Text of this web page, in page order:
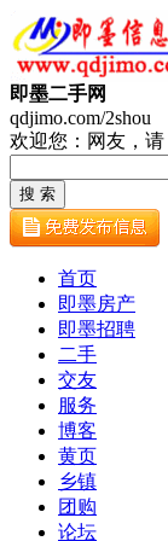
即墨二手网
qdjimo.com/2shou
欢迎您：网友，请
首页
即墨房产
即墨招聘
二手
交友
服务
博客
黄页
乡镇
团购
论坛